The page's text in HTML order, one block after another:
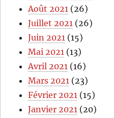
Août 2021 (26)
Juillet 2021 (26)
Juin 2021 (15)
Mai 2021 (13)
Avril 2021 (16)
Mars 2021 (23)
Février 2021 (15)
Janvier 2021 (20)